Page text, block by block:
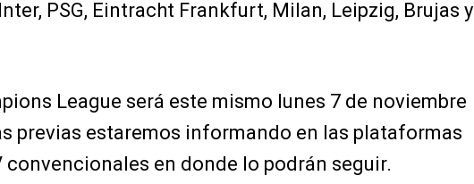
PSG, Eintracht Frankfurt, Milan, Leipzig, Brujas y
League será este mismo lunes 7 de noviembre
previas estaremos informando en las plataformas
convencionales en donde lo podrán seguir.